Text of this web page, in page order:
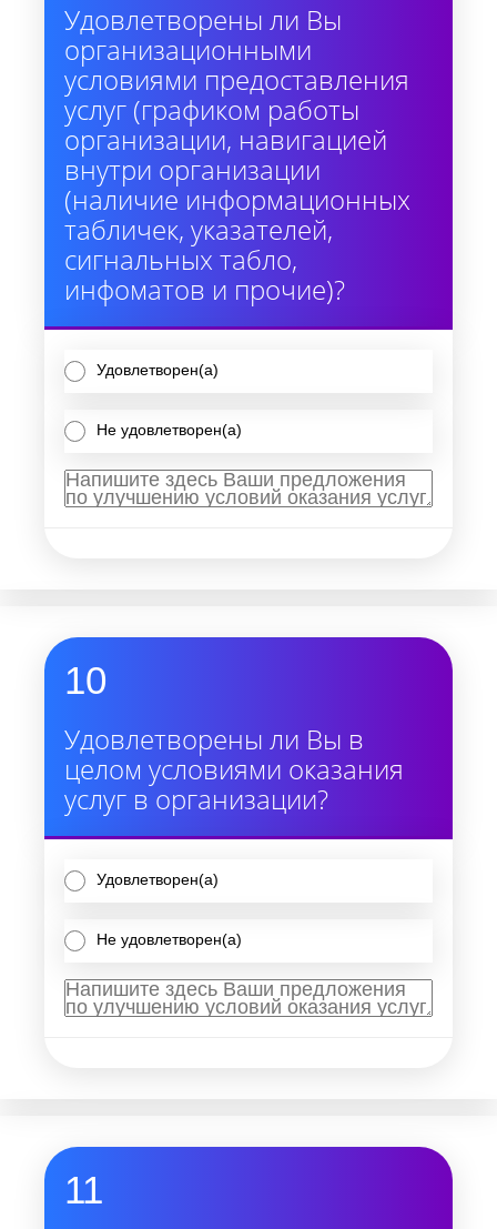
Удовлетворены ли Вы
организационными
условиями предоставления
услуг (графиком работы
организации, навигацией
внутри организации
(наличие информационных
табличек, указателей,
сигнальных табло,
инфоматов и прочие)?
Удовлетворен(а)
Не удовлетворен(а)
10
Удовлетворены ли Вы в
целом условиями оказания
услуг в организации?
Удовлетворен(а)
Не удовлетворен(а)
11